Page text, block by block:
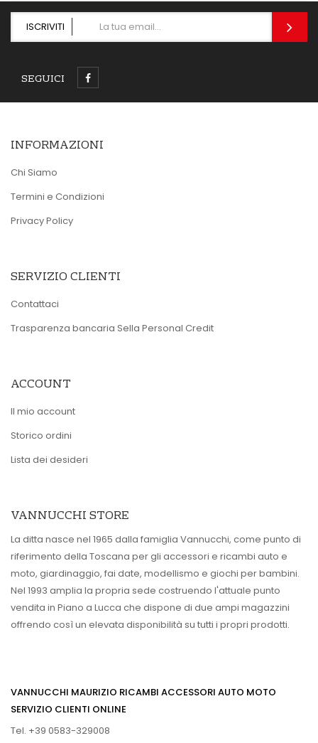
ISCRIVITI
SEGUICI
INFORMAZIONI
Chi Siamo
Termini e Condizioni
Privacy Policy
SERVIZIO CLIENTI
Contattaci
Trasparenza bancaria Sella Personal Credit
ACCOUNT
Il mio account
Storico ordini
Lista dei desideri
VANNUCCHI STORE
La ditta nasce nel 1965 dalla famiglia Vannucchi, come punto di
riferimento della Toscana per gli accessori e ricambi auto e
moto, giardinaggio, fai date, modellismo e giochi per bambini.
Nel 1993 amplia la propria sede costruendo l'attuale punto
vendita in Piano a Lucca che dispone di due ampi magazzini
offrendo così un elevata disponibilità su tutti i propri prodotti.
VANNUCCHI MAURIZIO RICAMBI ACCESSORI AUTO MOTO
SERVIZIO CLIENTI ONLINE
Tel. +39 0583-329008